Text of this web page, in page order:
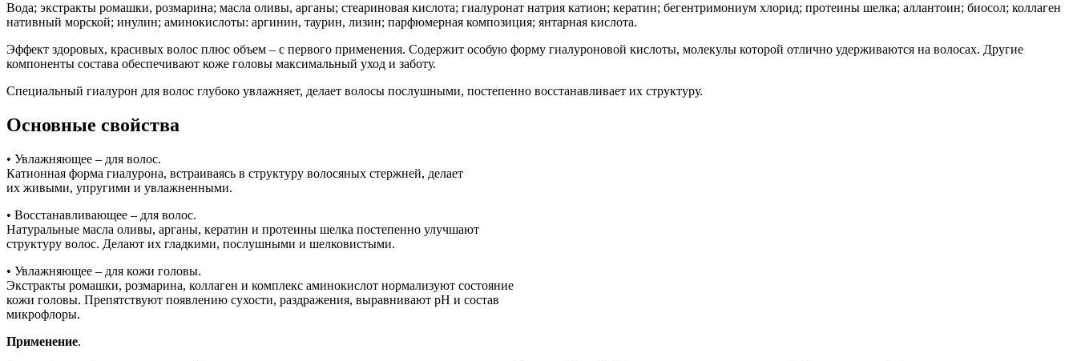
Вода; экстракты ромашки, розмарина; масла оливы, арганы; стеариновая кислота; гиалуронат натрия катион; кератин; бегентримониум хлорид; протеины шелка; аллантоин; биосол; коллаген
нативный морской; инулин; аминокислоты: аргинин, таурин, лизин; парфюмерная композиция; янтарная кислота.
Эффект здоровых, красивых волос плюс объем – с первого применения. Содержит особую форму гиалуроновой кислоты, молекулы которой отлично удерживаются на волосах. Другие
компоненты состава обеспечивают коже головы максимальный уход и заботу.
Специальный гиалурон для волос глубоко увлажняет, делает волосы послушными, постепенно восстанавливает их структуру.
Основные свойства
• Увлажняющее – для волос.
Катионная форма гиалурона, встраиваясь в структуру волосяных стержней, делает
их живыми, упругими и увлажненными.
• Восстанавливающее – для волос.
Натуральные масла оливы, арганы, кератин и протеины шелка постепенно улучшают
структуру волос. Делают их гладкими, послушными и шелковистыми.
• Увлажняющее – для кожи головы.
Экстракты ромашки, розмарина, коллаген и комплекс аминокислот нормализуют состояние
кожи головы. Препятствуют появлению сухости, раздражения, выравнивают pH и состав
микрофлоры.
Применение.